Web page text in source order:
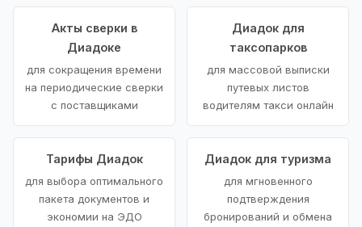
Акты сверки в
Диадоке
для сокращения времени
на периодические сверки
с поставщиками
Диадок для
таксопарков
для массовой выписки
путевых листов
водителям такси онлайн
Тарифы Диадок
для выбора оптимального
пакета документов и
экономии на ЭДО
Диадок для туризма
для мгновенного
подтверждения
бронирований и обмена